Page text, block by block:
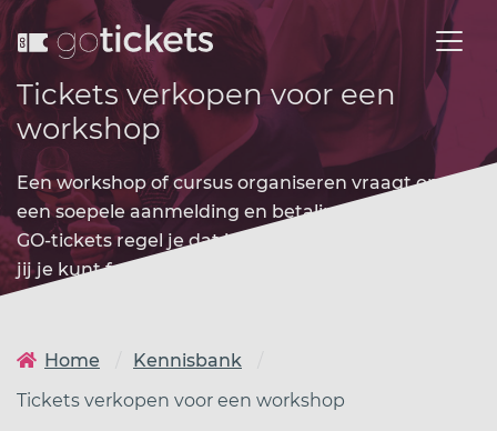
Tickets verkopen voor een
workshop
Een workshop of cursus organiseren vraagt om
een soepele aanmelding en betaling vooraf. Met
GO-tickets regel je dat in een paar minuten, zodat
jij je kunt focussen op de inhoud.
Home
Kennisbank
Tickets verkopen voor een workshop